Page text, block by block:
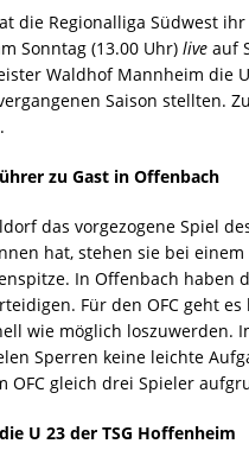
die Regionalliga Südwest
Sonntag (13.00 Uhr) live auf
Waldhof Mannheim die
Saison stellten.
zu Gast in Offenbach
das vorgezogene Spiel
hat, stehen sie bei
In Offenbach haben
Für den OFC geht
wie möglich loszuwerden.
Sperren keine leichte
OFC gleich drei Spieler
U 23 der TSG Hoffenheim